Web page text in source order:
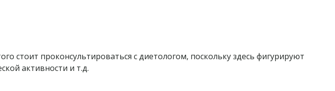
стоит проконсультироваться с диетологом, поскольку здесь фигурируют
активности и т.д.